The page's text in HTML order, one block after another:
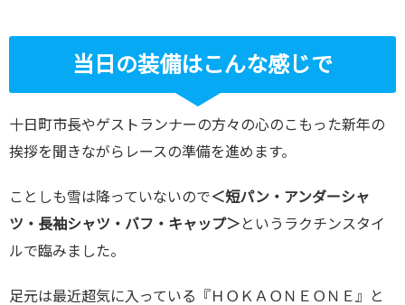
当日の装備はこんな感じで
十日町市長やゲストランナーの方々の心のこもった新年の
挨拶を聞きながらレースの準備を進めます。
ことしも雪は降っていないので＜短パン・アンダーシャ
ツ・長袖シャツ・バフ・キャップ＞ というラクチンスタイ
ルで臨みました。
足元は最近超気に入っている『ＨＯＫＡＯＮＥＯＮＥ』と